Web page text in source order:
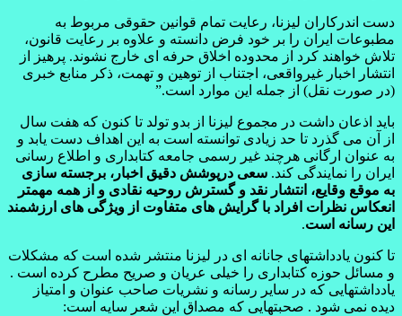
دست اندرکاران لیزنا، رعایت تمام قوانین حقوقی مربوط به
مطبوعات ایران را بر خود فرض دانسته و علاوه بر رعایت قانون،
تلاش خواهند کرد از محدوده اخلاق حرفه ای خارج نشوند. پرهیز از
انتشار اخبار غیرواقعی، اجتناب از توهین و تهمت، ذکر منابع خبری
(در صورت نقل) از جمله این موارد است.”
باید اذعان داشت در مجموع لیزنا از بدو تولد تا کنون که هفت سال
از آن می گذرد تا حد زیادی توانسته است به این اهداف دست یابد و
به عنوان ارگانی هرچند غیر رسمی جامعه کتابداری و اطلاع رسانی
ایران را نمایندگی کند. سعی درپوشش دقیق اخبار، برجسته سازی
به موقع وقایع، انتشار نقد و گسترش روحیه نقادی و از همه مهمتر
انعکاس نظرات افراد با گرایش های متفاوت از ویژگی های ارزشمند
این رسانه است.
تا کنون یادداشتهای جانانه ای در لیزنا منتشر شده است که مشکلات
و مسائل حوزه کتابداری را خیلی عریان و صریح مطرح کرده است .
یادداشتهایی که در سایر رسانه و نشریات صاحب عنوان و امتیاز
دیده نمی شود . صحبتهایی که مصداق این شعر سایه است: